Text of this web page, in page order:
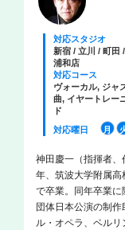
対応スタジオ
新宿 / 立川 / 町
浦和店
対応コース
ヴォーカル, ジャ
曲, イヤートレー
ド
対応曜日
月
神田慶一（指揮者、
年、筑波大学附属高
で卒業。同年卒業に
団体日本公演の制
ル・オペラ、ベル